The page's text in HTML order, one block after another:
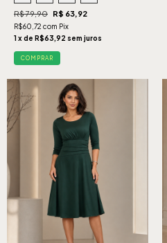
R$ 79,90 R$ 63,92
R$60,72 com Pix
1 x de R$63,92 sem juros
COMPRAR